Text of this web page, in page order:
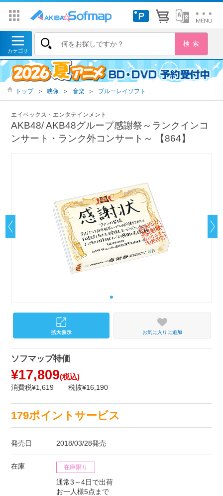
トップ ＞ 映像 ＞ 音楽 ＞ ブルーレイソフト
エイベックス・エンタテインメント
AKB48/ AKB48グループ感謝祭～ランクインコ
ンサート・ランク外コンサート～ 【864】
お気に入りに追加
ソフマップ特価
¥17,809(税込)
消費税¥1,619 税抜¥16,190
179ポイントサービス
発売日 2018/03/28発売
在庫 在庫限り
通常3～4日で出荷
お一人様5点まで